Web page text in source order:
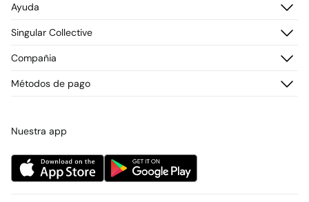
Registrarme
Direcciones de envío
Ayuda
Preguntas frecuentes
Envío
Promociones vigentes
Singular Collective
¡Únete!
Compañia
Tiendas
Métodos de pago
Nuestra app